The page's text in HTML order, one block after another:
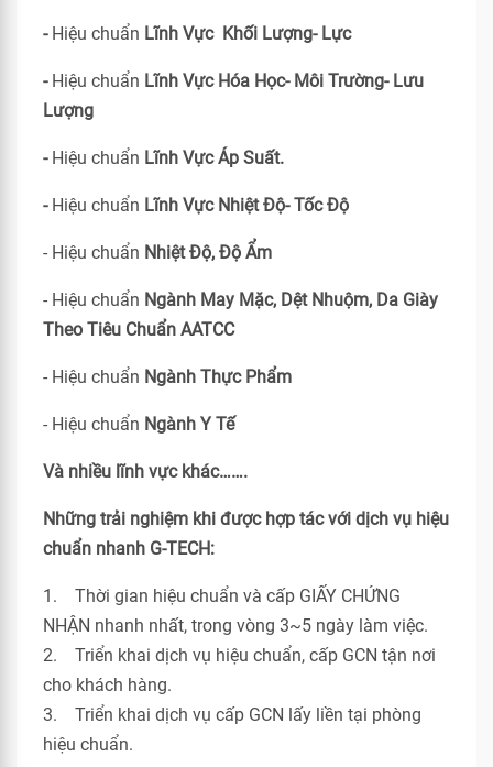
- Hiệu chuẩn Lĩnh Vực Khối Lượng- Lực
- Hiệu chuẩn Lĩnh Vực Hóa Học- Môi Trường- Lưu
Lượng
- Hiệu chuẩn Lĩnh Vực Áp Suất.
-Hiệu chuẩn Lĩnh Vực Nhiệt Độ- Tốc Độ
- Hiệu chuẩn Nhiệt Độ, Độ Ẩm
- Hiệu chuẩn Ngành May Mặc, Dệt Nhuộm, Da Giày
Theo Tiêu Chuẩn AATCC
- Hiệu chuẩn Ngành Thực Phẩm
- Hiệu chuẩn Ngành Y Tế
Và nhiều lĩnh vực khác…….
Những trải nghiệm khi được hợp tác với dịch vụ hiệu
chuẩn nhanh G-TECH:
1. Thời gian hiệu chuẩn và cấp GIẤY CHỨNG
NHẬN nhanh nhất, trong vòng 3~5 ngày làm việc.
2. Triển khai dịch vụ hiệu chuẩn, cấp GCN tận nơi
cho khách hàng.
3. Triển khai dịch vụ cấp GCN lấy liền tại phòng
hiệu chuẩn.